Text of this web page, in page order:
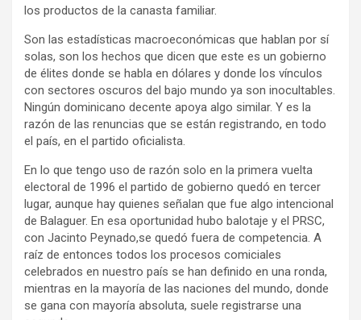
los productos de la canasta familiar.
Son las estadísticas macroeconómicas que hablan por sí
solas, son los hechos que dicen que este es un gobierno
de élites donde se habla en dólares y donde los vínculos
con sectores oscuros del bajo mundo ya son inocultables.
Ningún dominicano decente apoya algo similar. Y es la
razón de las renuncias que se están registrando, en todo
el país, en el partido oficialista.
En lo que tengo uso de razón solo en la primera vuelta
electoral de 1996 el partido de gobierno quedó en tercer
lugar, aunque hay quienes señalan que fue algo intencional
de Balaguer. En esa oportunidad hubo balotaje y el PRSC,
con Jacinto Peynado,se quedó fuera de competencia. A
raíz de entonces todos los procesos comiciales
celebrados en nuestro país se han definido en una ronda,
mientras en la mayoría de las naciones del mundo, donde
se gana con mayoría absoluta, suele registrarse una